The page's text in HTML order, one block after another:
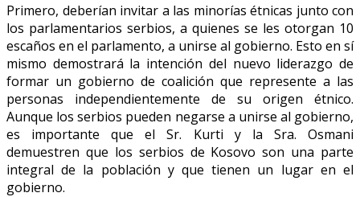
Primero, deberían invitar a las minorías étnicas junto con
los parlamentarios serbios, a quienes se les otorgan 10
escaños en el parlamento, a unirse al gobierno. Esto en sí
mismo demostrará la intención del nuevo liderazgo de
formar un gobierno de coalición que represente a las
personas independientemente de su origen étnico.
Aunque los serbios pueden negarse a unirse al gobierno,
es importante que el Sr. Kurti y la Sra. Osmani
demuestren que los serbios de Kosovo son una parte
integral de la población y que tienen un lugar en el
gobierno.